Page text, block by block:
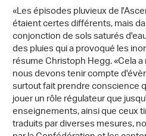
«Les épisodes pluvieux de
étaient certes différents, mais
conjonction de sols saturés
des pluies qui a provoqué les
résume Christoph Hegg. «Cela
nous devons tenir compte
surtout fait prendre conscience
jouer un rôle régulateur que
enseignements, ainsi que ceux
traduits par diverses mesures,